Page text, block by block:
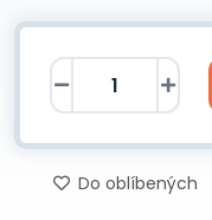
Do oblíbených